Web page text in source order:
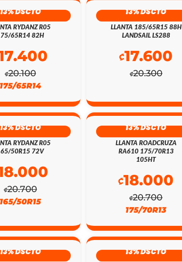
13% DSCTO
RYDANZ R05
65R14 82H
₡20.100
175/65R14
13% DSCTO
LLANTA 185/65R15 88H
LANDSAIL LS288
₡20.300
₡17.600
13% DSCTO
RYDANZ R05
50R15 72V
₡20.700
165/50R15
13% DSCTO
LLANTA ROADCRUZA
RA610 175/70R13
105HT
₡20.700
₡18.000
175/70R13
13% DSCTO 13% DSCTO